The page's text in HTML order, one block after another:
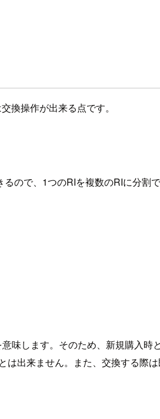
換操作が出来る点です。
ので、1つのRIを複数のRIに分割で
します。そのため、新規購入
出来ません。また、交換する際